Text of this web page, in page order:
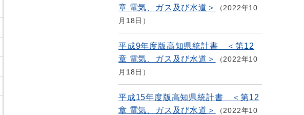
章 電気、ガス及び水道＞
2022年10
月18日
平成9年度版高知県統計書 ＜第12
章 電気、ガス及び水道＞
2022年10
月18日
平成15年度版高知県統計書 ＜第12
章 電気、ガス及び水道＞
2022年10